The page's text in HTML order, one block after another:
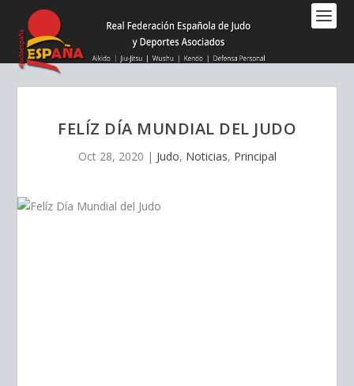
este
sitio
web
FELÍZ DÍA MUNDIAL DEL JUDO
Oct 28, 2020 | Judo, Noticias, Principal